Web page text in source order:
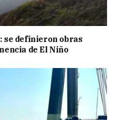
se definieron obras
de El Niño